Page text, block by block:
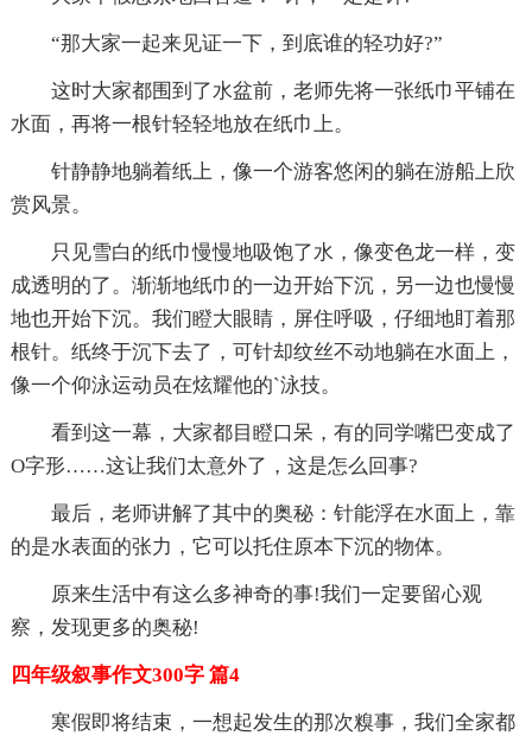
“那大家一起来见证一下，到底谁的轻功好?”
这时大家都围到了水盆前，老师先将一张纸巾平铺在
水面，再将一根针轻轻地放在纸巾上。
针静静地躺着纸上，像一个游客悠闲的躺在游船上欣
赏风景。
只见雪白的纸巾慢慢地吸饱了水，像变色龙一样，变
成透明的了。渐渐地纸巾的一边开始下沉，另一边也慢慢
地也开始下沉。我们瞪大眼睛，屏住呼吸，仔细地盯着那
根针。纸终于沉下去了，可针却纹丝不动地躺在水面上，
像一个仰泳运动员在炫耀他的`泳技。
看到这一幕，大家都目瞪口呆，有的同学嘴巴变成了
O字形……这让我们太意外了，这是怎么回事?
最后，老师讲解了其中的奥秘：针能浮在水面上，靠
的是水表面的张力，它可以托住原本下沉的物体。
原来生活中有这么多神奇的事!我们一定要留心观
察，发现更多的奥秘!
四年级叙事作文300字 篇4
寒假即将结束，一想起发生的那次糗事，我们全家都